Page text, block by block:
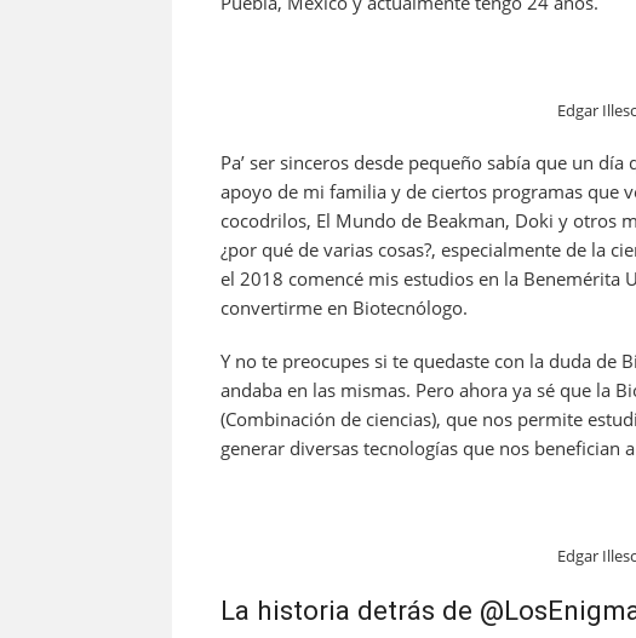
Edgar
Pa’ ser sinceros desde pequeño sabía que un
apoyo de mi familia y de ciertos programas que
cocodrilos, El Mundo de Beakman, Doki y otros
¿por qué de varias cosas?, especialmente de la
el 2018 comencé mis estudios en la Benemérita
convertirme en Biotecnólogo.
Y no te preocupes si te quedaste con la duda de
andaba en las mismas. Pero ahora ya sé que la
(Combinación de ciencias), que nos permite
generar diversas tecnologías que nos benefician
Edgar
La historia detrás de